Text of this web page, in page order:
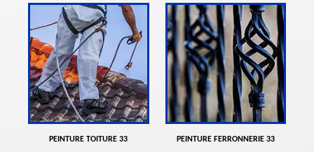
PEINTURE TOITURE 33 PEINTURE FERRONNERIE 33